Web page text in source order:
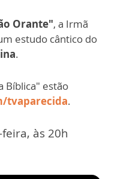
Orante", a Irmã
estudo cântico do
.
Bíblica" estão
tvaparecida.
às 20h